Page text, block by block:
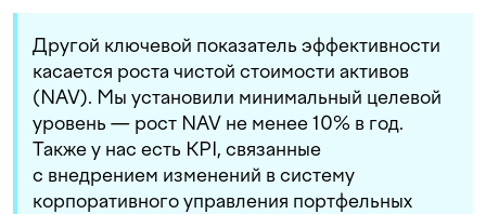
Другой ключевой показатель эффективности
касается роста чистой стоимости активов
(NAV). Мы установили минимальный целевой
уровень — рост NAV не менее 10% в год.
Также у нас есть KPI, связанные
с внедрением изменений в систему
корпоративного управления портфельных